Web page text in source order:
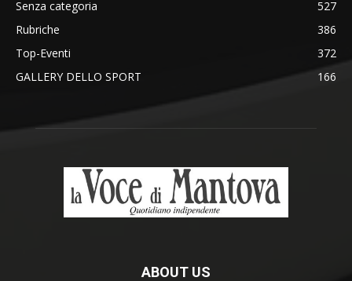
Senza categoria
527
Rubriche
386
Top-Eventi
372
GALLERY DELLO SPORT
166
ABOUT US